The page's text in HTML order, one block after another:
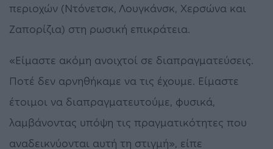
περιοχών (Ντόνετσκ, Λουγκάνσκ, Χερσώνα και
Ζαπορίζια) στη ρωσική επικράτεια.
«Είμαστε ακόμη ανοιχτοί σε διαπραγματεύσεις.
Ποτέ δεν αρνηθήκαμε να τις έχουμε. Είμαστε
έτοιμοι να διαπραγματευτούμε, φυσικά,
λαμβάνοντας υπόψη τις πραγματικότητες που
αναδεικνύονται αυτή τη στιγμή», είπε